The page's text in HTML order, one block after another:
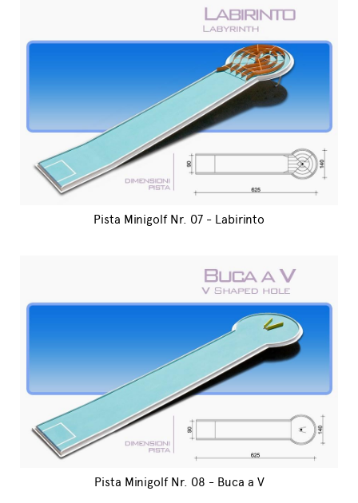
Pista Minigolf Nr. 07 - Labirinto
Pista Minigolf Nr. 08 - Buca a V